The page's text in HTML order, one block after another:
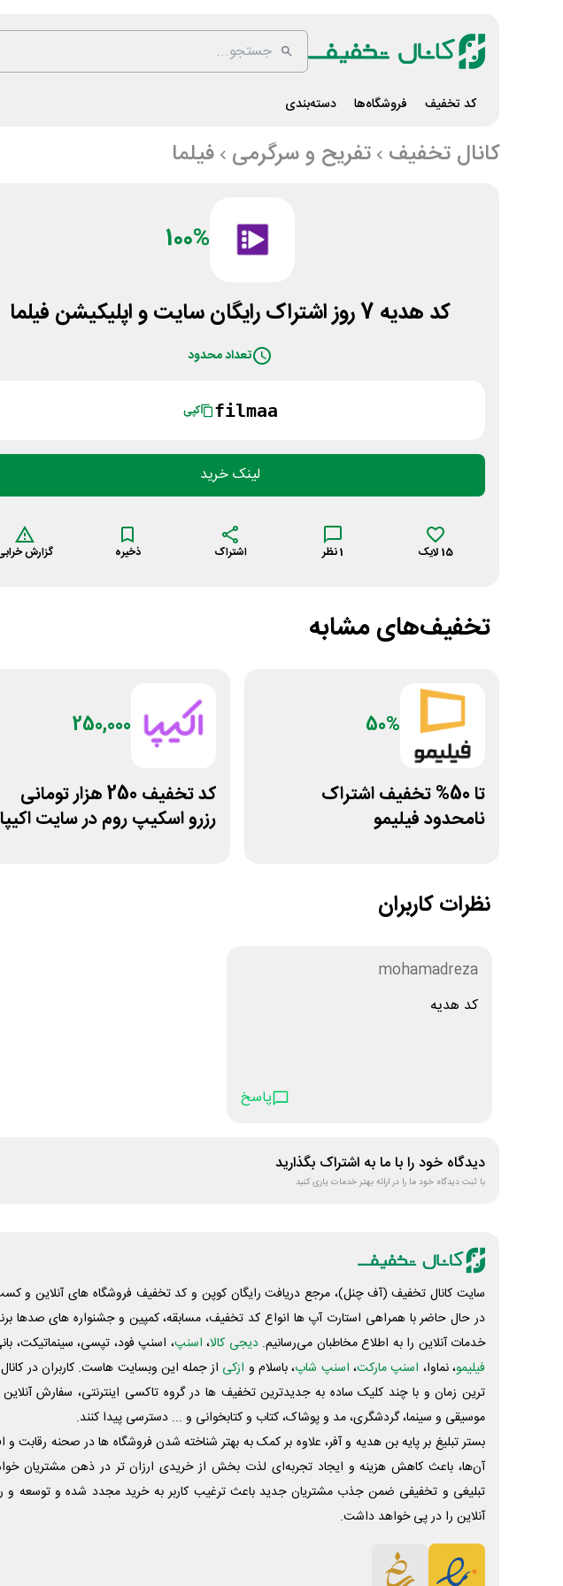
کد تخفیف فروشگاه‌ها دسته‌بندی
کانال تخفیف تفریح و سرگرمی فیلما
100%
کد هدیه 7 روز اشتراک رایگان سایت و اپلیکیشن فیلما
تعداد محدود
filmaa کپی
لینک خرید
15 لایک 1نظر اشتراک ذخیره گزارش
تخفیف‌های مشابه
50%
تا 50% تخفیف اشتراک
نامحدود فیلیمو
250,000
کد تخفیف 250 هزار تومانی
رزرو اسکیپ روم در سایت اکیپا
نظرات کاربران
mohamadreza
کد هدیه
پاسخ
دیدگاه خود را با ما به اشتراک بگذارید
با ثبت دیدگاه خود ما را در ارائه بهتر خدمات یاری کنید
سایت کانال تخفیف (آف چنل)، مرجع دریافت رایگان کوپن و کد تخفیف فروشگاه های آنلاین و
در حال حاضر با همراهی استارت آپ ها انواع کد تخفیف، مسابقه، کمپین و جشنواره های صدها
خدمات آنلاین را به اطلاع مخاطبان می‌رسانیم. دیجی کالا، اسنپ، اسنپ فود، تپسی، سینماتیکت،
فیلیمو، نماوا، اسنپ مارکت، اسنپ شاپ، باسلام و ازکی از جمله این وبسایت ‌هاست. کاربران در
ترین زمان و با چند کلیک ساده به جدیدترین تخفیف ها در گروه تاکسی اینترنتی، سفارش آنلاین
موسیقی و سینما، گردشگری، مد و پوشاک، کتاب و کتابخوانی و ... دسترسی پیدا کنند.
بستر تبلیغ بر پایه بن هدیه و آفر، علاوه بر کمک به بهتر شناخته شدن فروشگاه ها در صحنه رقابت و
آن‌ها، باعث کاهش هزینه و ایجاد تجربه‌ای لذت بخش از خریدی ارزان تر در ذهن مشتریان
تبلیغی و تخفیفی ضمن جذب مشتریان جدید باعث ترغیب کاربر به خرید مجدد شده و توسعه
آنلاین را در پی خواهد داشت.